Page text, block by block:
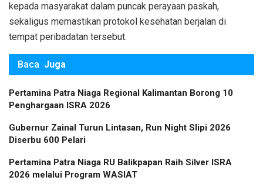
kepada masyarakat dalam puncak perayaan paskah,
sekaligus memastikan protokol kesehatan berjalan di
tempat peribadatan tersebut.
Baca Juga
Pertamina Patra Niaga Regional Kalimantan Borong 10
Penghargaan ISRA 2026
Gubernur Zainal Turun Lintasan, Run Night Slipi 2026
Diserbu 600 Pelari
Pertamina Patra Niaga RU Balikpapan Raih Silver ISRA
2026 melalui Program WASIAT